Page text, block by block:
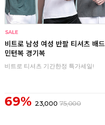
비트로 남성 여성 반팔 티셔츠 배드
민턴복 경기복
비트로 티셔츠 기간한정 특가세일!
69% 23,000 75,000